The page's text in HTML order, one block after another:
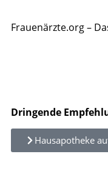
Frauenärzte.org –
Dringende
Hausapotheke